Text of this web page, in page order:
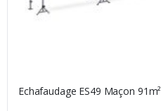
Echafaudage ES49 Maçon 91m²